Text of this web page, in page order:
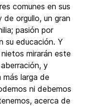
comunes en sus
orgullo, un gran
pasión por
su educación. Y
mirarán este
y
larga de
ni debemos
acerca de